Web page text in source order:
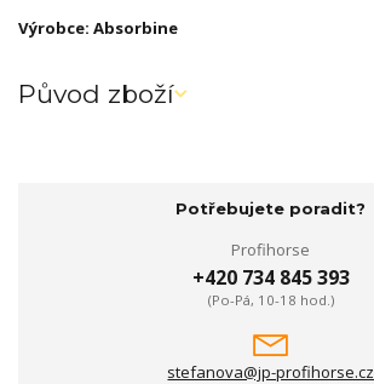
Výrobce: Absorbine
Původ zboží
Potřebujete poradit?
Profihorse
+420 734 845 393
(Po-Pá, 10-18 hod.)
stefanova@jp-profihorse.cz